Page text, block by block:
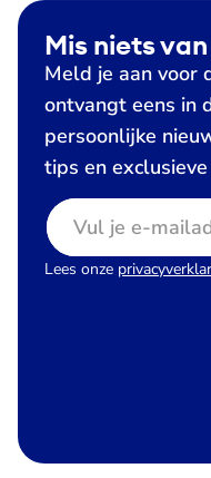
Mis niets
Meld je aan voor
ontvangt eens in
persoonlijke
tips en
E-mailadres
Lees onze